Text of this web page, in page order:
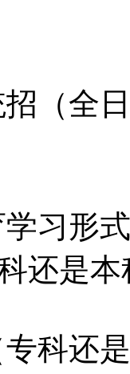
（全日
习形式
还是
还是